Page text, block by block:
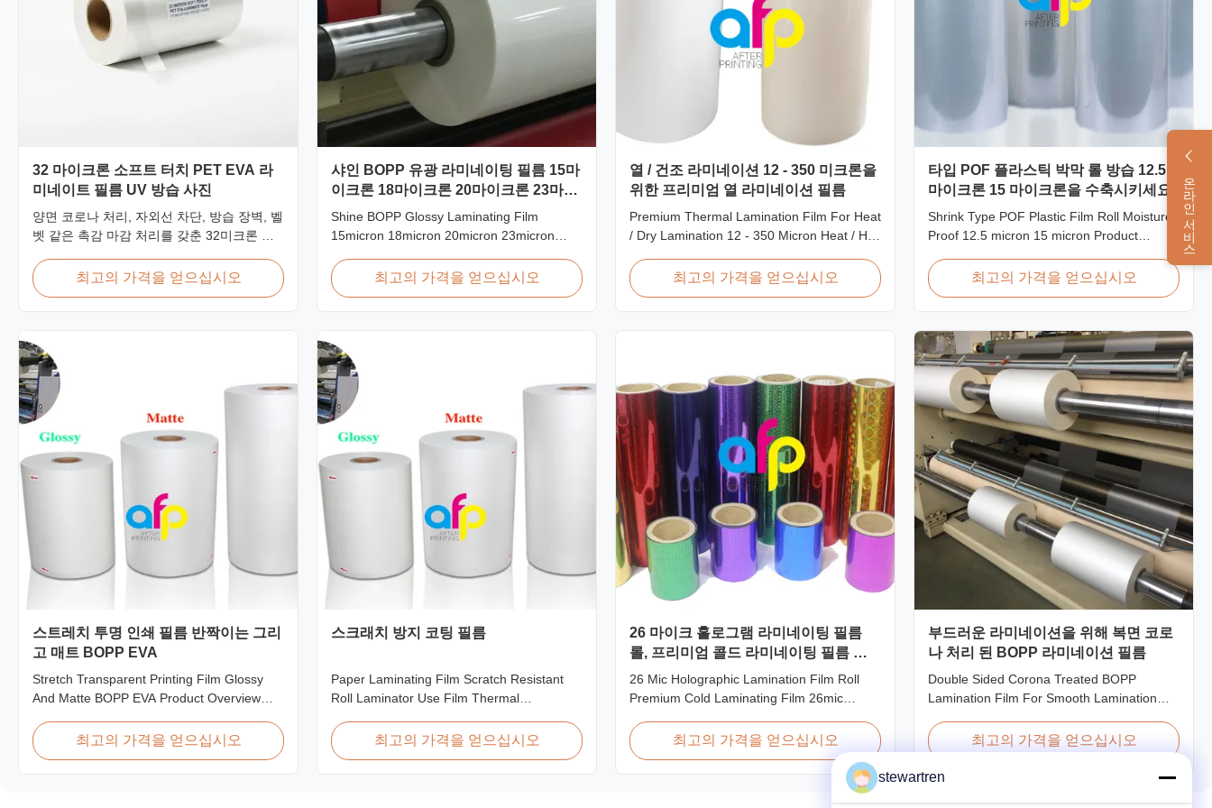
온라인 서비스
32 마이크론 소프트 터치 PET EVA 라
미네이트 필름 UV 방습 사진
양면 코로나 처리, 자외선 차단, 방습 장벽, 벨
벳 같은 촉감 마감 처리를 갖춘 32미크론 소
전면적인 보호가 필요한 프리미엄 사진 앨범,
웨딩 도서 및 고급 포장용으로 설계되었습니
최고의 가격을 얻으십시오
샤인 BOPP 유광 라미네이팅 필름 15마
이크론 18마이크론 20마이크론 23마이
크론 25마이크론
Shine BOPP Glossy Laminating Film
15micron 18micron 20micron 23micron
Thickness 15micron to 30micron Shine
BOPP Thermal Lamination Film As a
gloss laminate rolls that ...
최고의 가격을 얻으십시오
열 / 건조 라미네이션 12 - 350 미크론을
위한 프리미엄 열 라미네이션 필름
Premium Thermal Lamination Film For Heat
/ Dry Lamination 12 - 350 Micron Heat / Hot
Roll Thermal Lamination Film BOPP
Thermal Lamination Film Technical
최고의 가격을 얻으십시오
타입 POF 플라스틱 박막 롤 방습 12.5
마이크론 15 마이크론을 수축시키세요
Shrink Type POF Plastic Film Roll Moisture
Proof 12.5 micron 15 micron Product
Film is the most widely used shrink
packaging material due to being cost-
tamper-evident. This clear, elastic film with
smooth texture is ...
최고의 가격을 얻으십시오
스트레치 투명 인쇄 필름 반짝이는 그리
고 매트 BOPP EVA
Stretch Transparent Printing Film Glossy
And Matte BOPP EVA Product Overview
and gloss, low static, wear resistance, long
ageing of corona, few defects and good
최고의 가격을 얻으십시오
스크래치 방지 코팅 필름
Paper Laminating Film Scratch Resistant
Roll Laminator Use Film Thermal
Paper Laminate We produce two types of
thermal lamination film based on base film
최고의 가격을 얻으십시오
26 마이크 홀로그램 라미네이팅 필름
롤, 프리미엄 콜드 라미네이팅 필름 포
장
26 Mic Holographic Lamination Film Roll
Premium Cold Laminating Film 26mic
Film Holographic Thermal Laminating Film
Base Film BOPP PET 18 micron 18 micron
12 micron 15 micron EVA 6 micron EVA 8
최고의 가격을 얻으십시오
부드러운 라미네이션을 위해 복면 코로
나 처리 된 BOPP 라미네이션 필름
Double Sided Corona Treated BOPP
Lamination Film For Smooth Lamination
Films are manufactured using Multiple
Extrusion technology, ensuring superior
finish and excellent adhesion to printed
최고의 가격을 얻으십시오
stewartren